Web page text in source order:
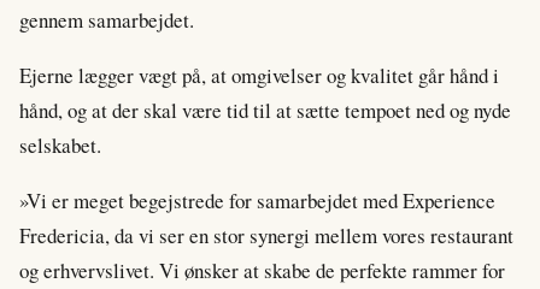
gennem samarbejdet.
Ejerne lægger vægt på, at omgivelser og kvalitet går hånd i
hånd, og at der skal være tid til at sætte tempoet ned og nyde
selskabet.
»Vi er meget begejstrede for samarbejdet med Experience
Fredericia, da vi ser en stor synergi mellem vores restaurant
og erhvervslivet. Vi ønsker at skabe de perfekte rammer for